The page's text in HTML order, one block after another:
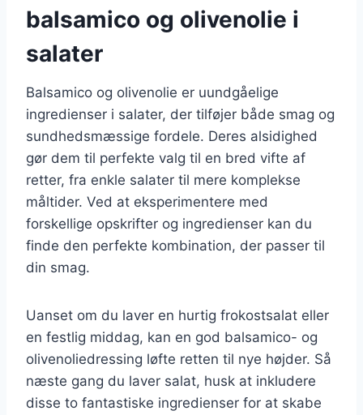
balsamico og olivenolie i
salater
Balsamico og olivenolie er uundgåelige
ingredienser i salater, der tilføjer både smag og
sundhedsmæssige fordele. Deres alsidighed
gør dem til perfekte valg til en bred vifte af
retter, fra enkle salater til mere komplekse
måltider. Ved at eksperimentere med
forskellige opskrifter og ingredienser kan du
finde den perfekte kombination, der passer til
din smag.
Uanset om du laver en hurtig frokostsalat eller
en festlig middag, kan en god balsamico- og
olivenoliedressing løfte retten til nye højder. Så
næste gang du laver salat, husk at inkludere
disse to fantastiske ingredienser for at skabe